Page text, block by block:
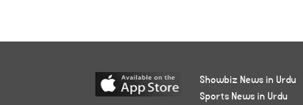
Showbiz News in Urdu
Sports News in Urdu